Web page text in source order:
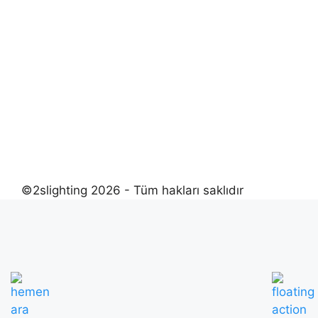
©2slighting 2026 - Tüm hakları saklıdır